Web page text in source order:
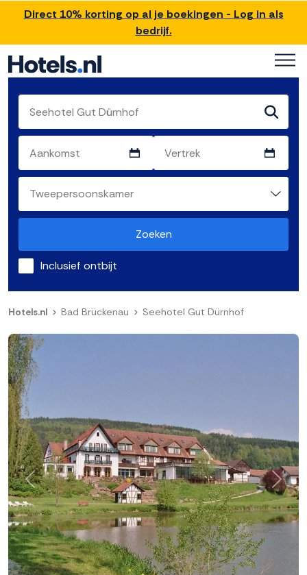
Direct 10% korting op al je boekingen - Log in als
bedrijf.
Zoeken
Inclusief ontbijt
Hotels.nl Bad Brückenau Seehotel Gut Dürnhof